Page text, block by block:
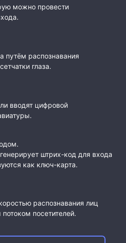
можно провести
путём распознавания
глаза.
вводят цифровой
штрих-код для входа
как ключ-карта.
распознавания лиц
посетителей.